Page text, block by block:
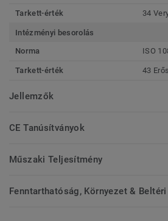
Tarkett-érték 34
Intézményi besorolás
Norma
ISO
Tarkett-érték 43 Erős
Jellemzők
CE Tanúsítványok
Műszaki Teljesítmény
Fenntarthatóság, Környezet &